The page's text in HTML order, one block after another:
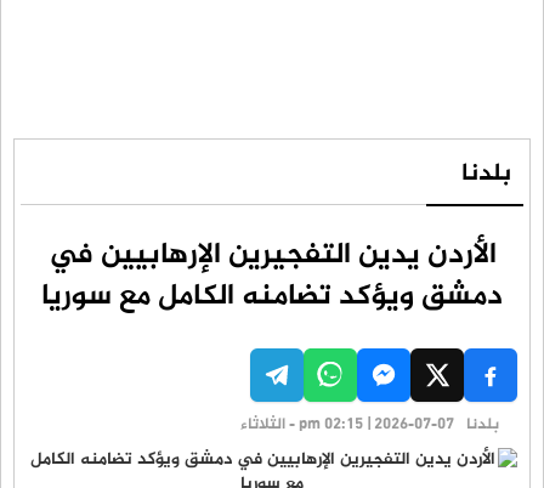
بلدنا
الأردن يدين التفجيرين الإرهابيين في
دمشق ويؤكد تضامنه الكامل مع سوريا
بلدنا pm 02:15 | 2026-07-07 - الثلاثاء